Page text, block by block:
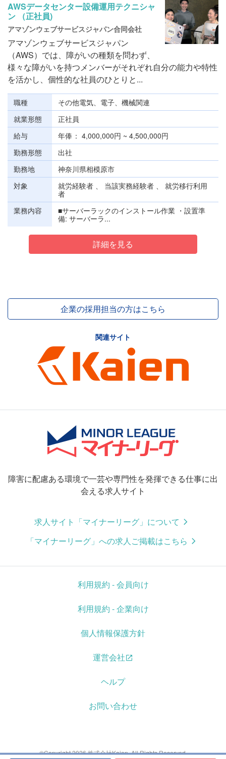
AWSデータセンター設備運用テクニシャ
ン （正社員)
アマゾンウェブサービスジャパン合同会社
アマゾンウェブサービスジャパン
（AWS）では、障がいの種類を問わず、
様々な障がいを持つメンバーがそれぞれ自分の能力や特性
を活かし、個性的な社員のひとりと...
職種
その他電気、電子、機械関連
就業形態
正社員
給与
年俸
4,000,000円 ~ 4,500,000円
勤務形態
出社
勤務地
神奈川県相模原市
対象
就労経験者 、 当該実務経験者 、 就労移行利用
者
業務内容
■サーバーラックのインストール作業 ・設置準
備: サーバーラ...
詳細を見る
企業の採用担当の方はこちら
関連サイト
障害に配慮ある環境で一芸や専門性を発揮できる仕事に出
会える求人サイト
求人サイト「マイナーリーグ」について
「マイナーリーグ」への求人ご掲載はこちら
利用規約 - 会員向け
利用規約 - 企業向け
個人情報保護方針
運営会社
ヘルプ
お問い合わせ
©Copyright 2026 株式会社Kaien. All Rights Reserved.